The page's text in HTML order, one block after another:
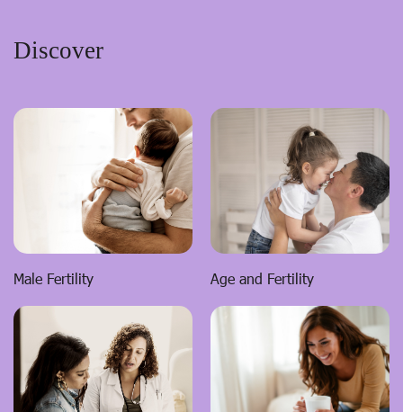
Discover
Male Fertility Age and Fertility